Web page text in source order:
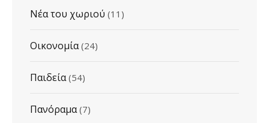
Νέα του χωριού (11)
Οικονομία(24)
Παιδεία(54)
Πανόραμα(7)